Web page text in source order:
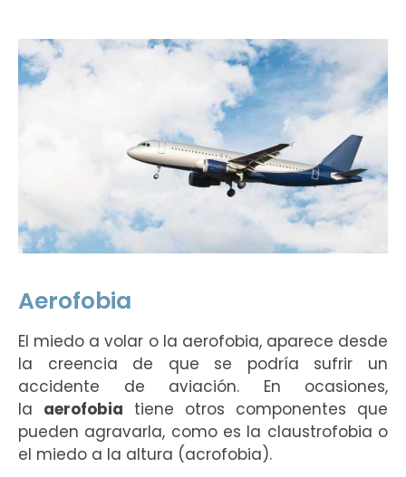
Aerofobia
El miedo a volar o la aerofobia, aparece desde
la creencia de que se podría sufrir un
accidente de aviación. En ocasiones,
la aerofobia tiene otros componentes que
pueden agravarla, como es la claustrofobia o
el miedo a la altura (acrofobia).